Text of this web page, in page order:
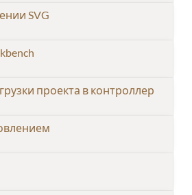
SVG
проекта в контроллер